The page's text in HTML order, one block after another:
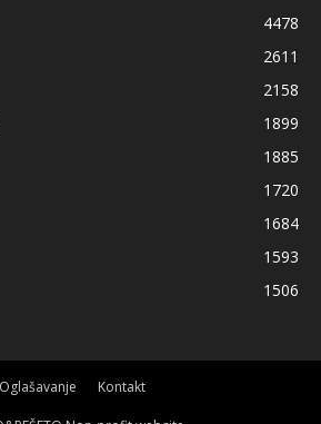
4478
2611
2158
1899
1885
1720
1684
1593
1506
Oglašavanje Kontakt